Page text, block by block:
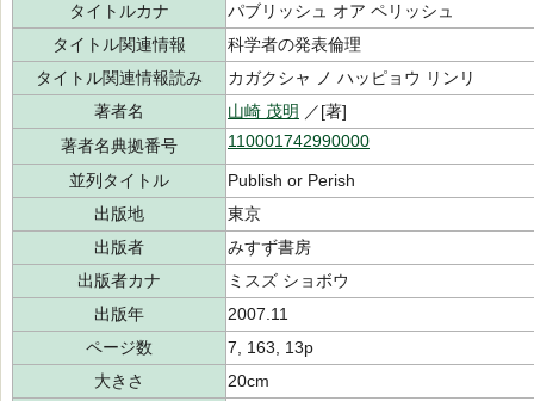
タイトルカナ
パブリッシュ オア ペリッシュ
タイトル関連情報
科学者の発表倫理
タイトル関連情報読み
カガクシャ ノ ハッピョウ リンリ
著者名
山崎 茂明 ／[著]
著者名典拠番号
110001742990000
並列タイトル
Publish or Perish
出版地
東京
出版者
みすず書房
出版者カナ
ミスズ ショボウ
出版年
2007.11
ページ数
7, 163, 13p
大きさ
20cm